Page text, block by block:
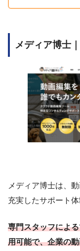
メディア博士
メディア博士は、
充実したサポート体
専門スタッフによ
用可能で、企業の